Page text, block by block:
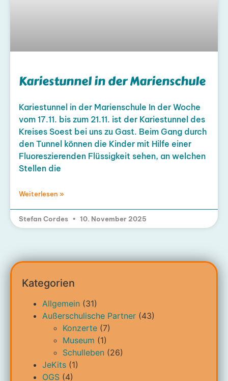
Kariestunnel in der Marienschule
Kariestunnel in der Marienschule In der Woche
vom 17.11. bis zum 21.11. ist der Kariestunnel des
Kreises Soest bei uns zu Gast. Beim Gang durch
den Tunnel können die Kinder mit Hilfe einer
Fluoreszierenden Flüssigkeit sehen, an welchen
Stellen die
Weiterlesen »
Stefan Cordes 10. November 2025
Kategorien
Allgemein (31)
Außerschulische Partner (43)
Konzerte (7)
Museum (1)
Schulleben (26)
JeKits (1)
OGS (4)